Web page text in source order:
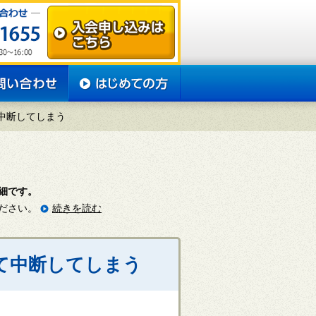
断してしまう
です。
さい。
続きを読む
中断してしまう